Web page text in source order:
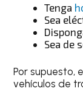
Tenga
Sea
Sea de
Por supuesto,
vehículos de